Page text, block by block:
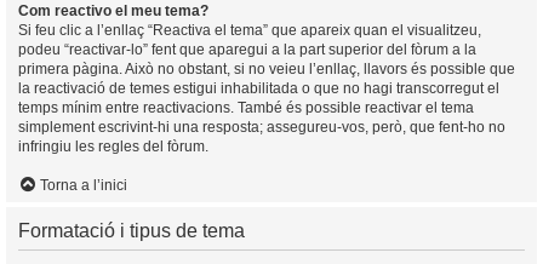
Com reactivo el meu tema?
Si feu clic a l’enllaç “Reactiva el tema” que apareix quan el visualitzeu,
podeu “reactivar-lo” fent que aparegui a la part superior del fòrum a la
primera pàgina. Això no obstant, si no veieu l’enllaç, llavors és possible que
la reactivació de temes estigui inhabilitada o que no hagi transcorregut el
temps mínim entre reactivacions. També és possible reactivar el tema
simplement escrivint-hi una resposta; assegureu-vos, però, que fent-ho no
infringiu les regles del fòrum.
Torna a l’inici
Formatació i tipus de tema